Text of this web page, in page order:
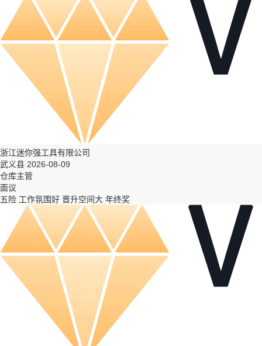
浙江迷你强工具有限公司
武义县 2026-08-09
仓库主管
面议
五险 工作氛围好 晋升空间大 年终奖